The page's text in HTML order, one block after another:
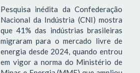
Pesquisa inédita da Confederação
Nacional da Indústria (CNI) mostra
que 41% das indústrias brasileiras
migraram para o mercado livre de
energia desde 2024, quando entrou
em vigor a norma do Ministério de